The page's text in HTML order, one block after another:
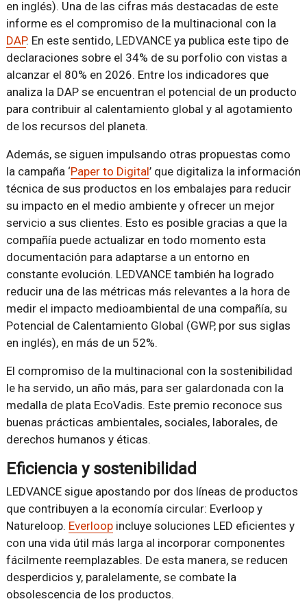
en inglés). Una de las cifras más destacadas de este
informe es el compromiso de la multinacional con la
DAP. En este sentido, LEDVANCE ya publica este tipo de
declaraciones sobre el 34% de su porfolio con vistas a
alcanzar el 80% en 2026. Entre los indicadores que
analiza la DAP se encuentran el potencial de un producto
para contribuir al calentamiento global y al agotamiento
de los recursos del planeta.
Además, se siguen impulsando otras propuestas como
la campaña ‘Paper to Digital’ que digitaliza la información
técnica de sus productos en los embalajes para reducir
su impacto en el medio ambiente y ofrecer un mejor
servicio a sus clientes. Esto es posible gracias a que la
compañía puede actualizar en todo momento esta
documentación para adaptarse a un entorno en
constante evolución. LEDVANCE también ha logrado
reducir una de las métricas más relevantes a la hora de
medir el impacto medioambiental de una compañía, su
Potencial de Calentamiento Global (GWP, por sus siglas
en inglés), en más de un 52%.
El compromiso de la multinacional con la sostenibilidad
le ha servido, un año más, para ser galardonada con la
medalla de plata EcoVadis. Este premio reconoce sus
buenas prácticas ambientales, sociales, laborales, de
derechos humanos y éticas.
Eficiencia y sostenibilidad
LEDVANCE sigue apostando por dos líneas de productos
que contribuyen a la economía circular: Everloop y
Natureloop. Everloopincluye soluciones LED eficientes y
con una vida útil más larga al incorporar componentes
fácilmente reemplazables. De esta manera, se reducen
desperdicios y, paralelamente, se combate la
obsolescencia de los productos.